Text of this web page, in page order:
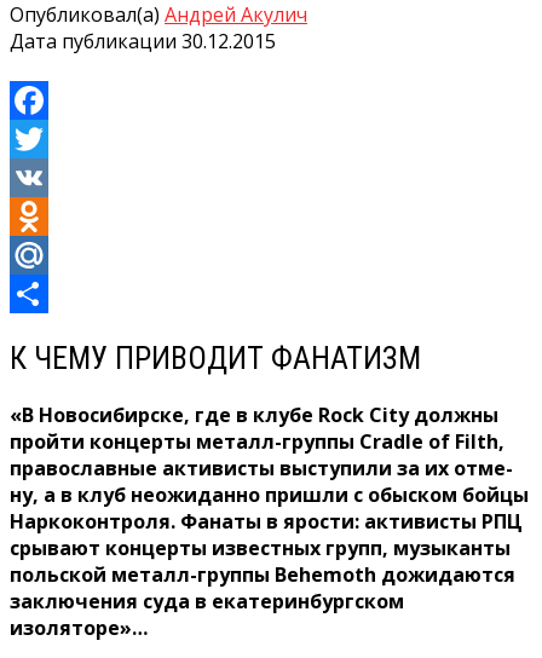
Опубликовал(а) Андрей Акулич
Дата публикации 30.12.2015
Facebook
Twitter
VK
Odnoklassniki
Mail.Ru
К ЧЕМУ ПРИВОДИТ ФАНАТИЗМ
«В Новосибирске, где в клубе Rock City долж­ны
пройти концерты ме­талл-группы Cradle of Filth,
православные активисты выступили за их отме­
ну, а в клуб неожиданно пришли с обыском бойцы
Наркоконтроля. Фанаты в ярости: активисты РПЦ
срывают концерты из­вестных групп, музыканты
польской металл-группы Behemoth дожидаются
за­ключения суда в екатерин­бургском
изоляторе»…